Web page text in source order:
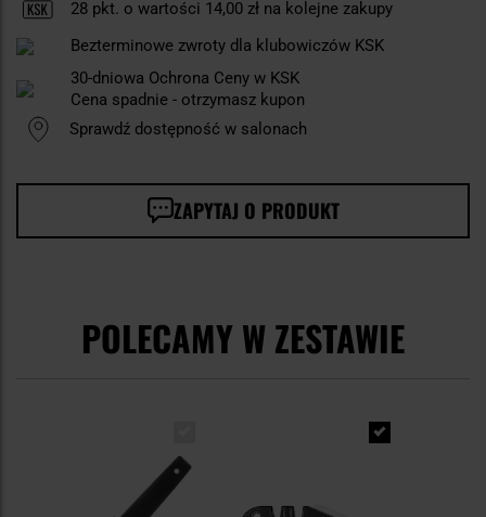
28 pkt. o wartości 14,00 zł na kolejne zakupy
Bezterminowe zwroty dla klubowiczów KSK
30-dniowa Ochrona Ceny w KSK
Cena spadnie - otrzymasz kupon
Sprawdź dostępność w salonach
ZAPYTAJ O PRODUKT
POLECAMY W ZESTAWIE